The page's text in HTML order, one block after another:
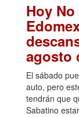
Hoy
agosto
El sábado
auto, pero
tendrán que
Sabatino